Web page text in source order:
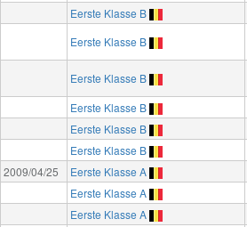
Eerste Klasse B
Eerste Klasse B
Eerste Klasse B
Eerste Klasse B
Eerste Klasse B
Eerste Klasse B
2009/04/25
Eerste Klasse A
Eerste Klasse A
Eerste Klasse A